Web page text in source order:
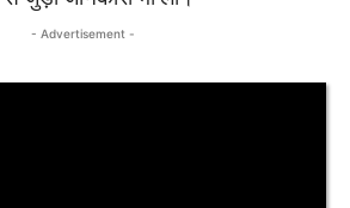
- Advertisement -